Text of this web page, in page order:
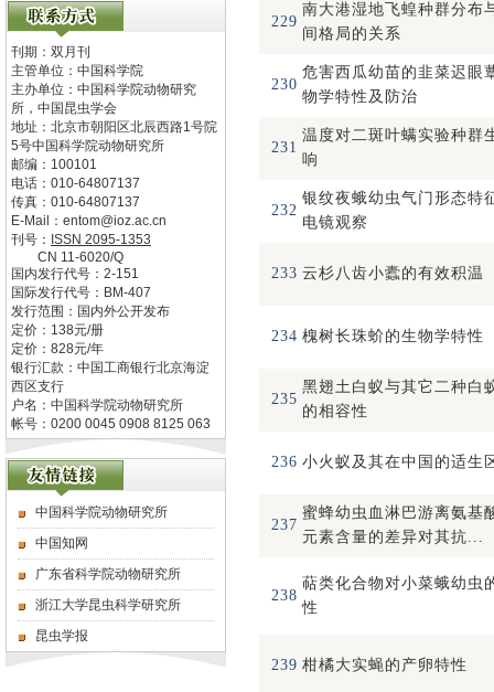
刊期：双月刊
主管单位： 中国科学院
主办单位： 中国科学院动物研究
所，中国昆虫学会
地址： 北京市朝阳区北辰西路1号院
5号中国科学院动物研究所
邮编： 100101
电话： 010-64807137
传真： 010-64807137
E-Mail： entom@ioz.ac.cn
刊号： ISSN 2095-1353
CN 11-6020/Q
国内发行代号： 2-151
国际发行代号： BM-407
发行范围：国内外公开发布
定价： 138元/册
定价： 828元/年
银行汇款：中国工商银行北京海淀
西区支行
户名：中国科学院动物研究所
帐号：0200 0045 0908 8125 063
中国科学院动物研究所
中国知网
广东省科学院动物研究所
浙江大学昆虫科学研究所
昆虫学报
229
南大港湿地飞蝗种群分布
间格局的关系
230
危害西瓜幼苗的韭菜迟眼
物学特性及防治
231
温度对二斑叶螨实验种群
响
232
银纹夜蛾幼虫气门形态特
电镜观察
233 云杉八齿小蠹的有效积温
234 槐树长珠蚧的生物学特性
235
黑翅土白蚁与其它二种白
的相容性
236 小火蚁及其在中国的适生
237
蜜蜂幼虫血淋巴游离氨基
元素含量的差异对其抗...
238
萜类化合物对小菜蛾幼虫
性
239 柑橘大实蝇的产卵特性